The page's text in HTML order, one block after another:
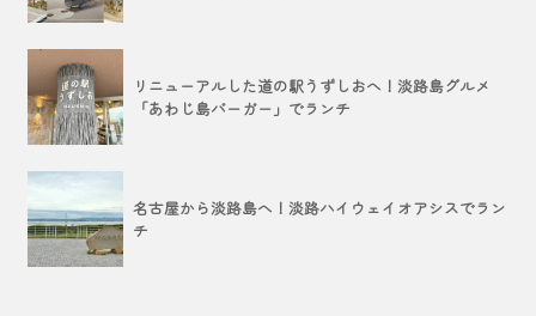
リニューアルした道の駅うずしおへ！淡路島グルメ
「あわじ島バーガー」でランチ
名古屋から淡路島へ！淡路ハイウェイオアシスでラン
チ